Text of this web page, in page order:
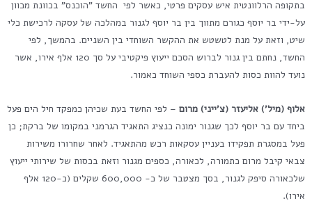
בתקופה הרלוונטית איש עסקים פרטי, כאשר לפי החשד "הוכנס" בכוונת מכוון
על-ידי בר יוסף כגורם מתווך בין בר יוסף לגנור במהלכה של עסקה לרכישת כלי
שיט, וזאת על מנת לטשטש את ההקשר השוחדי בין השניים. בהמשך, לפי
החשד, נחתם בין גנור לברוש הסכם ייעוץ פיקטיבי על סך 120 אלף אירו, אשר
נועד להוות כסות להעברת כספי השוחד כאמור.
אלוף (מיל') אליעזר (צ'ייני) מרום – לפי החשד בעת שכיהן כמפקד חיל הים פעל
ביחד עם בר יוסף לכך שגנור ימונה כנציג התאגיד הגרמני במקומו של ברקת; כן
פעל במסגרת תפקידו בעניין עסקאות רכש מהתאגיד. לאחר שחרורו משירות
צבאי קיבל מרום כתמורה, לכאורה, כספים מגנור וזאת בכסות של שירותי ייעוץ
שלכאורה סיפק לגנור, בסך מצטבר של כ- 600,000 שקלים (כ-120 אלף
אירו).